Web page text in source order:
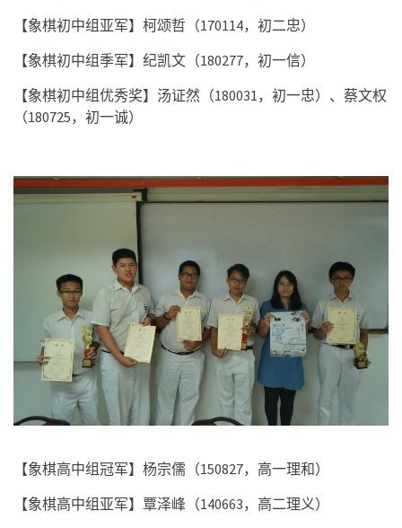
【象棋初中组亚军】柯颂哲（170114，初二忠）
【象棋初中组季军】纪凯文（180277，初一信）
【象棋初中组优秀奖】汤证然（180031 ，初一忠）、蔡文权
（180725，初一诚）
【象棋高中组冠军】杨宗儒（150827，高一理和）
【象棋高中组亚军】覃泽峰（140663，高二理义）